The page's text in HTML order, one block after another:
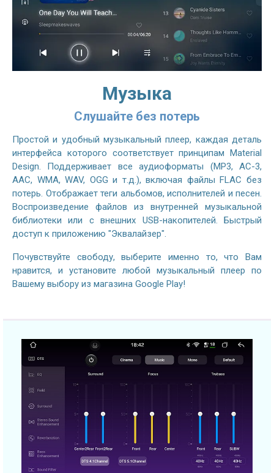
Музыка
Слушайте без потерь
Простой и удобный музыкальный плеер, каждая деталь
интерфейса которого соответствует принципам Material
Design. Поддерживает все аудиоформаты (MP3, AC-3,
AAC, WMA, WAV, OGG и т.д.), включая файлы FLAC без
потерь. Отображает теги альбомов, исполнителей и песен.
Воспроизведение файлов из внутренней музыкальной
библиотеки или с внешних USB-накопителей. Быстрый
доступ к приложению "Эквалайзер".
Почувствуйте свободу, выберите именно то, что Вам
нравится, и установите любой музыкальный плеер по
Вашему выбору из магазина Google Play!